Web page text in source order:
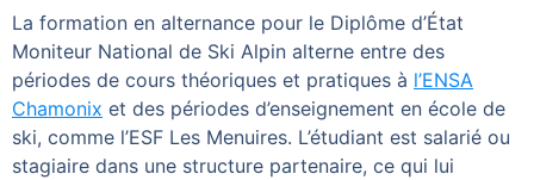
La formation en alternance pour le Diplôme d’État
Moniteur National de Ski Alpin alterne entre des
périodes de cours théoriques et pratiques à l’ENSA
Chamonix et des périodes d’enseignement en école de
ski, comme l’ESF Les Menuires. L’étudiant est salarié ou
stagiaire dans une structure partenaire, ce qui lui